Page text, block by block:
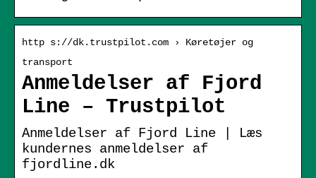
http s://dk.trustpilot.com › Køretøjer og
transport
Anmeldelser af Fjord
Line – Trustpilot
Anmeldelser af Fjord Line | Læs
kundernes anmeldelser af
fjordline.dk